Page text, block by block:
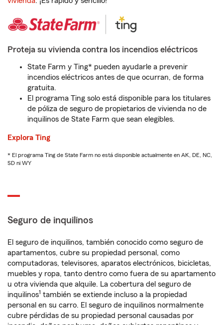
Proteja su vivienda contra los incendios eléctricos
State Farm y Ting* pueden ayudarle a prevenir
incendios eléctricos antes de que ocurran, de forma
gratuita.
El programa Ting solo está disponible para los titulares
de póliza de seguro de propietarios de vivienda no de
inquilinos de State Farm que sean elegibles.
Explora Ting
* El programa Ting de State Farm no está disponible actualmente en AK, DE, NC,
SD ni WY
Seguro de inquilinos
El seguro de inquilinos, también conocido como seguro de
apartamentos, cubre su propiedad personal, como
computadoras, televisores, aparatos electrónicos, bicicletas,
muebles y ropa, tanto dentro como fuera de su apartamento
u otra vivienda que alquile. La cobertura del seguro de
inquilinos1 también se extiende incluso a la propiedad
personal en su carro. El seguro de inquilinos normalmente
cubre pérdidas de su propiedad personal causadas por